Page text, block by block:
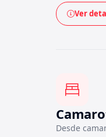
Ver
Desde